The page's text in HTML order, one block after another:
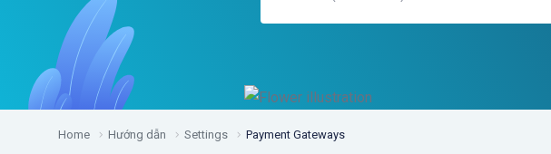
Home Hướng dẫn Settings Payment Gateways